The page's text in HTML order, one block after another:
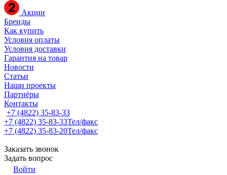
Акции
Бренды
Как купить
Условия оплаты
Условия доставки
Гарантия на товар
Новости
Статьи
Наши проекты
Партнёры
Контакты
+7 (4822) 35-83-33
+7 (4822) 35-83-33Тел/факс
+7 (4822) 35-83-20Тел/факс
Заказать звонок
Задать вопрос
Войти